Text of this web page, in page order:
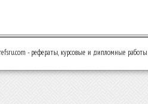
- рефераты, курсовые и дипломные работы